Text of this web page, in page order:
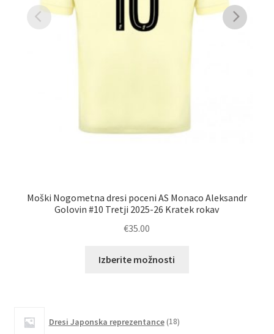
Moški Nogometna dresi poceni AS Monaco Aleksandr
Golovin #10 Tretji 2025-26 Kratek rokav
€35.00
Izberite možnosti
Dresi Japonska reprezentance 18izdelkov